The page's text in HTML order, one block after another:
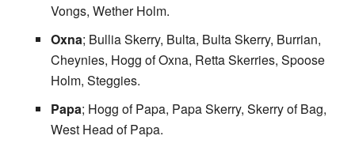
Vongs, Wether Holm.
Oxna; Bullia Skerry, Bulta, Bulta Skerry, Burrian,
Cheynies, Hogg of Oxna, Retta Skerries, Spoose
Holm, Steggies.
Papa; Hogg of Papa, Papa Skerry, Skerry of Bag,
West Head of Papa.